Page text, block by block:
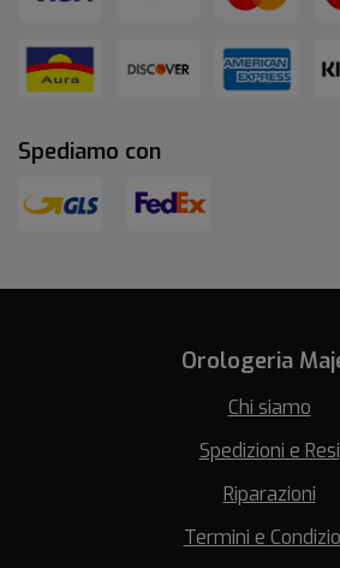
Spediamo con
Orologeria
Chi siamo
Spedizioni e Resi
Riparazioni
Termini e